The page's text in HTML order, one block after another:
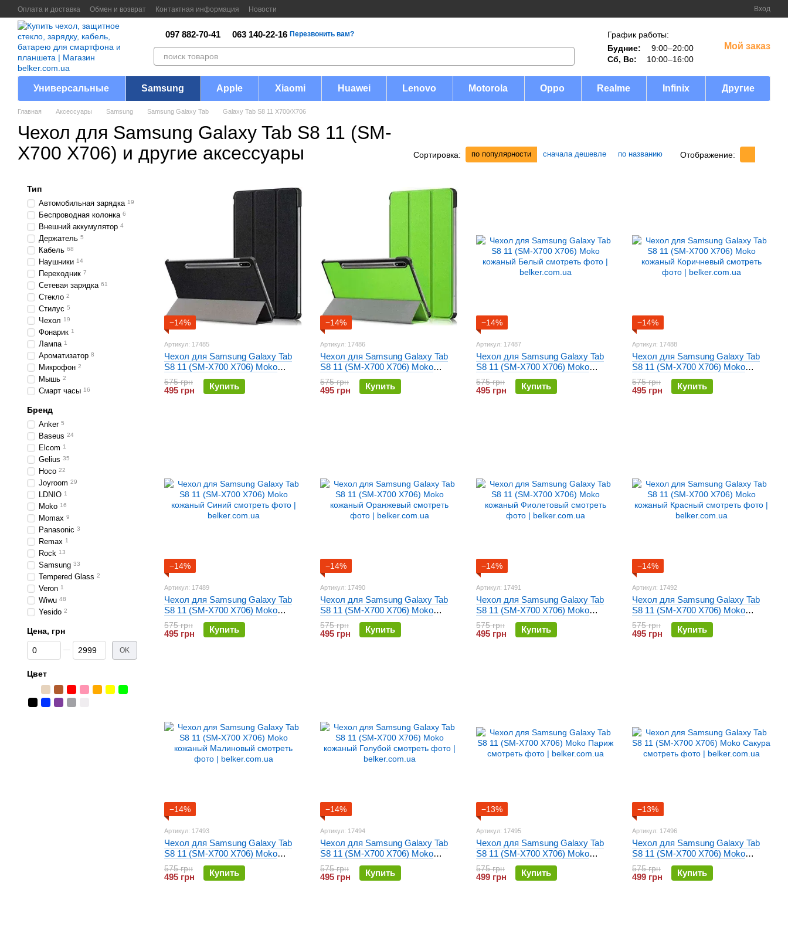
Перейти к основному контенту
Оплата и доставка Обмен и возврат Контактная информация Новости Вход
097 882-70-41 063 140-22-16 Перезвонить вам?
График работы:
Будние:
9:00–20:00
Сб, Вс:
10:00–16:00
Мой заказ
Универсальные Samsung Apple Xiaomi Huawei Lenovo Motorola Oppo Realme Infinix Другие
Главная Аксессуары Samsung Samsung Galaxy Tab Galaxy Tab S8 11 X700/X706
Чехол для Samsung Galaxy Tab S8 11 (SM-
X700 X706) и другие аксессуары
Сортировка: по популярности сначала дешевле по названию Отображение:
−14%
Артикул: 17485
Чехол для Samsung Galaxy Tab
S8 11 (SM-X700 X706) Moko
кожаный Черный
575 грн
495 грн Купить
−14%
Артикул: 17486
Чехол для Samsung Galaxy Tab
S8 11 (SM-X700 X706) Moko
кожаный Зеленый
575 грн
495 грн Купить
−14%
Артикул: 17487
Чехол для Samsung Galaxy Tab
S8 11 (SM-X700 X706) Moko
кожаный Белый
575 грн
495 грн Купить
−14%
Артикул: 17488
Чехол для Samsung Galaxy Tab
S8 11 (SM-X700 X706) Moko
кожаный Коричневый
575 грн
495 грн Купить
−14%
Артикул: 17489
Чехол для Samsung Galaxy Tab
S8 11 (SM-X700 X706) Moko
кожаный Синий
575 грн
495 грн Купить
−14%
Артикул: 17490
Чехол для Samsung Galaxy Tab
S8 11 (SM-X700 X706) Moko
кожаный Оранжевый
575 грн
495 грн Купить
−14%
Артикул: 17491
Чехол для Samsung Galaxy Tab
S8 11 (SM-X700 X706) Moko
кожаный Фиолетовый
575 грн
495 грн Купить
−14%
Артикул: 17492
Чехол для Samsung Galaxy Tab
S8 11 (SM-X700 X706) Moko
кожаный Красный
575 грн
495 грн Купить
−14%
Артикул: 17493
Чехол для Samsung Galaxy Tab
S8 11 (SM-X700 X706) Moko
кожаный Малиновый
575 грн
495 грн Купить
−14%
Артикул: 17494
Чехол для Samsung Galaxy Tab
S8 11 (SM-X700 X706) Moko
кожаный Голубой
575 грн
495 грн Купить
−13%
Артикул: 17495
Чехол для Samsung Galaxy Tab
S8 11 (SM-X700 X706) Moko
Париж
575 грн
499 грн Купить
−13%
Артикул: 17496
Чехол для Samsung Galaxy Tab
S8 11 (SM-X700 X706) Moko
Сакура
575 грн
499 грн Купить
Тип
Автомобильная зарядка 19
Беспроводная колонка 6
Внешний аккумулятор 4
Держатель 5
Кабель 68
Наушники 14
Переходник 7
Сетевая зарядка 61
Стекло 2
Стилус 5
Чехол 19
Фонарик 1
Лампа 1
Ароматизатор 8
Микрофон 2
Мышь 2
Смарт часы 16
Бренд
Anker 5
Baseus 24
Elcom 1
Gelius 35
Hoco 22
Joyroom 29
LDNIO 1
Moko 16
Momax 9
Panasonic 3
Remax 1
Rock 13
Samsung 33
Tempered Glass 2
Veron 1
Wiwu 48
Yesido 2
Цена, грн
От Цена, грн
До Цена, грн OK
Цвет